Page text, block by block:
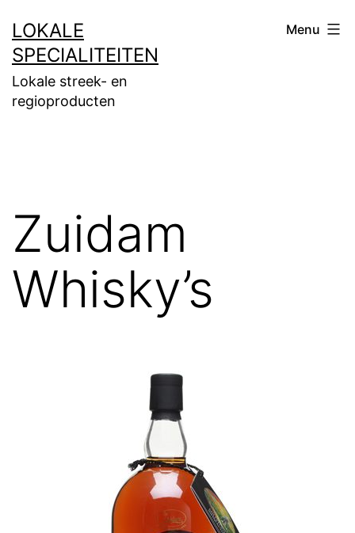
naar
de
inhoud
LOKALE
SPECIALITEITEN
Lokale streek- en
regioproducten
Menu
Zuidam
Whisky’s